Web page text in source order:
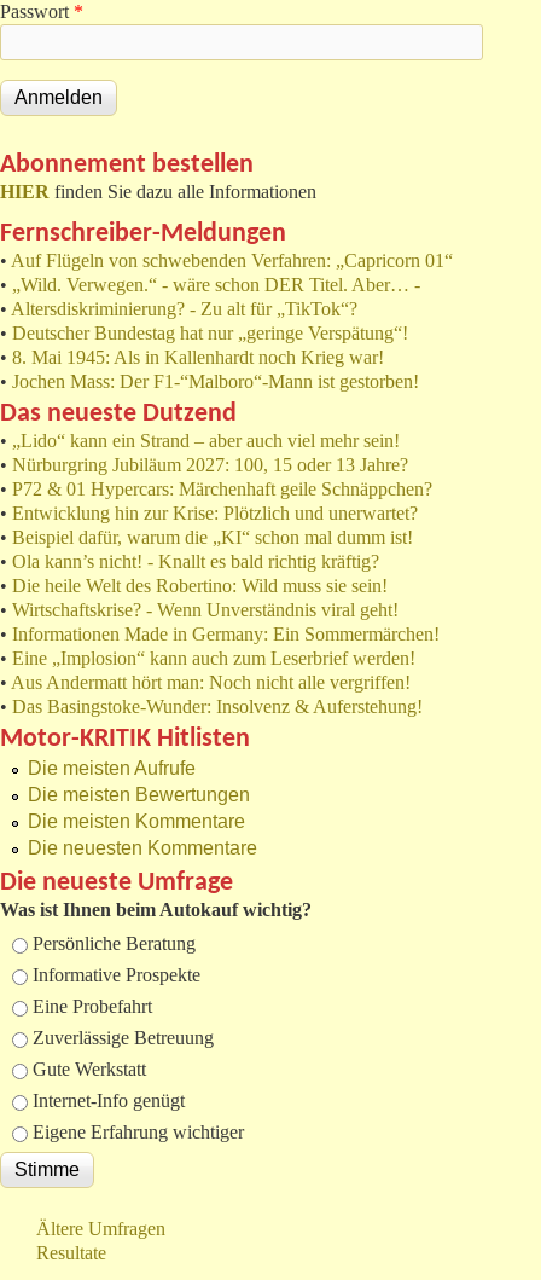
Passwort *
Abonnement bestellen
HIER finden Sie dazu alle Informationen
Fernschreiber-Meldungen
• Auf Flügeln von schwebenden Verfahren: „Capricorn 01“
• „Wild. Verwegen.“ - wäre schon DER Titel. Aber… -
• Altersdiskriminierung? - Zu alt für „TikTok“?
• Deutscher Bundestag hat nur „geringe Verspätung“!
• 8. Mai 1945: Als in Kallenhardt noch Krieg war!
• Jochen Mass: Der F1-“Malboro“-Mann ist gestorben!
Das neueste Dutzend
• „Lido“ kann ein Strand – aber auch viel mehr sein!
• Nürburgring Jubiläum 2027: 100, 15 oder 13 Jahre?
• P72 & 01 Hypercars: Märchenhaft geile Schnäppchen?
• Entwicklung hin zur Krise: Plötzlich und unerwartet?
• Beispiel dafür, warum die „KI“ schon mal dumm ist!
• Ola kann’s nicht! - Knallt es bald richtig kräftig?
• Die heile Welt des Robertino: Wild muss sie sein!
• Wirtschaftskrise? - Wenn Unverständnis viral geht!
• Informationen Made in Germany: Ein Sommermärchen!
• Eine „Implosion“ kann auch zum Leserbrief werden!
• Aus Andermatt hört man: Noch nicht alle vergriffen!
• Das Basingstoke-Wunder: Insolvenz & Auferstehung!
Motor-KRITIK Hitlisten
Die meisten Aufrufe
Die meisten Bewertungen
Die meisten Kommentare
Die neuesten Kommentare
Die neueste Umfrage
Was ist Ihnen beim Autokauf wichtig?
Auswahlmöglichkeiten
Persönliche Beratung
Informative Prospekte
Eine Probefahrt
Zuverlässige Betreuung
Gute Werkstatt
Internet-Info genügt
Eigene Erfahrung wichtiger
Ältere Umfragen
Resultate